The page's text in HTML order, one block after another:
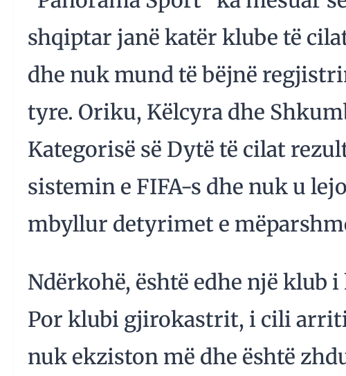
shqiptar janë katër klube të
dhe nuk mund të bëjnë
tyre. Oriku, Këlcyra dhe
Kategorisë së Dytë të cilat
sistemin e FIFA-s dhe nuk u
mbyllur detyrimet e
Ndërkohë, është edhe një klub
Por klubi gjirokastrit, i cili arriti
nuk ekziston më dhe është